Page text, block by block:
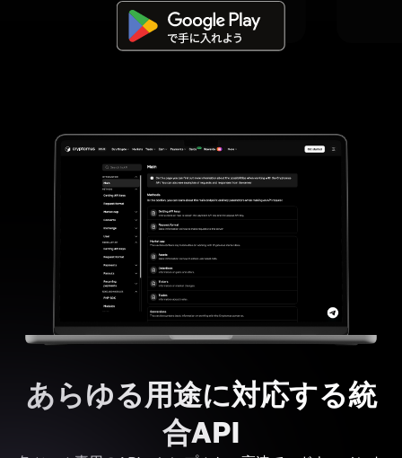
あらゆる用途に対応する統
合API